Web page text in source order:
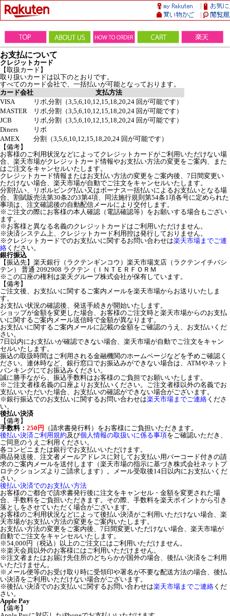
お支払について
クレジットカード
【取扱カード】
取り扱いカードは以下のとおりです。
すべてのカード会社で、一括払いが可能となっております。
カード会社
支払方法
VISA
リボ,分割（3,5,6,10,12,15,18,20,24 回が可能です）
MASTER
リボ,分割（3,5,6,10,12,15,18,20,24 回が可能です）
JCB
リボ,分割（3,5,6,10,12,15,18,20,24 回が可能です）
Diners
リボ
AMEX
分割（3,5,6,10,12,15,18,20,24 回が可能です）
【備考】
お客様のご利用状況などによってクレジットカードがご利用いただけない場
合、楽天市場がクレジットカード情報やお支払い方法の変更をご案内、また
はご注文をキャンセルいたします。
クレジットカード情報またはお支払い方法の変更をご案内後、7日間変更い
ただけない場合、楽天市場が自動でご注文をキャンセルいたします。
分割払い、リボルビング払い又はボーナス一括払いによるお支払いとなる場
合、割賦販売法第30条2の3第4項、同法施行規則第54条1項各号に定められた
事項は、注文確認後の自動配信メールにより交付します。
※ご注文の際にお客様の本人確認（電話確認等）をお願いする場合もござい
ます。
※お客様と異なる名義のクレジットカードはご利用いただけません。
※決済システム上、クレジットカード利用控は発行しておりません。
※クレジットカードでのお支払いに関するお問い合わせは楽天市場までご連
絡 ください。
銀行振込
【振込先】楽天銀行（ラクテンギンコウ）楽天市場支店（ラクテンイチバシ
テン） 普通 2092908 ラクテン（ＩＮＴＥＲＦＯＲＭ
※この口座の権利は楽天グループ株式会社が保有しています。
【備考】
ご注文後、お支払いに関するご案内メールを楽天市場からお送りいたしま
す。
お支払い状況の確認後、発送手続きが開始いたします。
ショップが金額を変更した場合、お客様のご注文時と楽天市場からのお支払
いに関するご案内メール送信時で金額が異なります。
お支払いに関するご案内メールに記載の金額をご確認のうえ、お支払いくだ
さい。
7日以内にお支払いが確認できない場合、楽天市場が自動でご注文をキャン
セルいたします。
振込の取扱時間はご利用される金融機関のホームページなどを予めご確認く
ださい。連休時など、銀行窓口でお振込みができない場合は、ATMやネット
バンキングにてお振込みください。
誠に勝手ながら、振込手数料はお客様のご負担でお願いいたします。
※ご注文者様名義の口座よりお支払いください。ご注文者様以外の名義でお
支払いいただいた場合、お支払いの確認ができない場合がございます。
※銀行振込でのお支払いに関するお問い合わせは楽天市場までご連絡 くださ
い。
後払い決済
【備考】
手数料： 250円
（請求書発行料）をお客様にご負担いただきます。
後払い決済ご利用規約及び個人情報の取扱いに係る事項をご確認いただき、
ご同意のうえご利用ください。
各コンビニまたは銀行でお支払いいただけます。
商品発送後、注文者メールアドレスに対してお支払い用バーコード付きの請
求のご案内メールを送付します（楽天市場の指示に基づき株式会社ネットプ
ロテクションズよりご請求します）。メール受取後14日以内にお支払いくだ
さい。
後払い決済でのお支払い方法
お客様のご都合で請求書発行後に注文をキャンセル・金額を変更された場
合、手数料をご負担いただきます。その際、手数料を楽天ポイントから引き
落としをさせていただく場合がございます。
お客様のご利用状況などによって後払い決済がご利用いただけない場合、楽
天市場がお支払い方法の変更をご案内いたします。
お支払い方法の変更をご案内後、7日間変更いただけない場合、楽天市場が
自動でご注文をキャンセルいたします。
※54,000円（税込）以上のご注文にはご利用いただけません。
※楽天会員以外のお客様にはご利用いただけません。
※注文者またはお届け先住所のどちらかが国外の場合、後払い決済をご利用
いただけません。
※メール便等のお受け取り時に受領印や署名が不要な配送方法の場合、後払
い決済をご利用いただけない場合がございます。
※後払い決済でのお支払いに関するお問い合わせは楽天市場までご連絡 くだ
さい。
Apple Pay
【備考】